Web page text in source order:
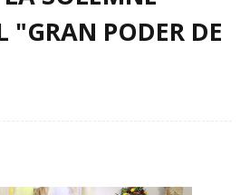
"GRAN PODER DE